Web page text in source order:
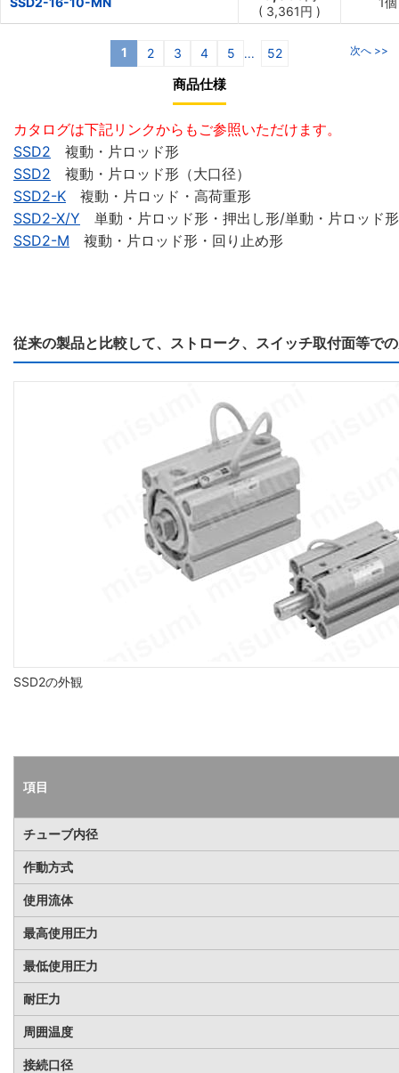
( 3,361円 )
1 2 3 4 5 ... 52 次へ >>
商品仕様
カタログは下記リンクからもご参照いただけます。
SSD2 複動・片ロッド形
SSD2 複動・片ロッド形（大口径）
SSD2-K 複動・片ロッド・高荷重形
SSD2-X/Y 単動・片ロッド形・押出し形/単動・片ロッド
SSD2-M 複動・片ロッド形・回り止め形
従来の製品と比較して、ストローク、スイッチ取付面等で
SSD2の外観
項目
チューブ内径
作動方式
使用流体
最高使用圧力
最低使用圧力
耐圧力
周囲温度
接続口径